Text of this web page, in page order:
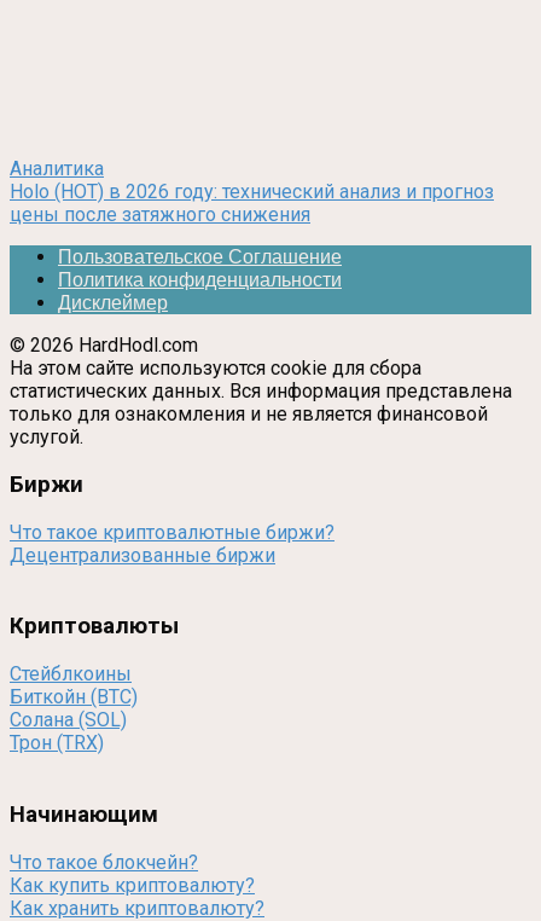
Аналитика
Holo (HOT) в 2026 году: технический анализ и прогноз
цены после затяжного снижения
Пользовательское Соглашение
Политика конфиденциальности
Дисклеймер
© 2026 HardHodl.com
На этом сайте используются cookie для сбора
статистических данных. Вся информация представлена
только для ознакомления и не является финансовой
услугой.
Биржи
Что такое криптовалютные биржи?
Децентрализованные биржи
Криптовалюты
Стейблкоины
Биткойн (BTC)
Солана (SOL)
Трон (TRX)
Начинающим
Что такое блокчейн?
Как купить криптовалюту?
Как хранить криптовалюту?